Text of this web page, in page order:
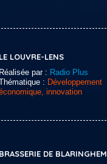
LE LOUVRE-LENS
Réalisée par : Radio Plus
: Développement
innovation
BRASSERIE DE BLARINGHEM